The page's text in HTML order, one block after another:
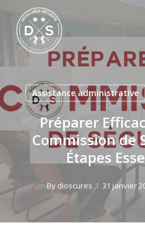
main
content
Assistance administrative
Préparer
Commission de
Étapes
By dioscures 31 janvier